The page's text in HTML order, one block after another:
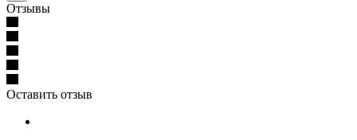
Отзывы
Оставить отзыв